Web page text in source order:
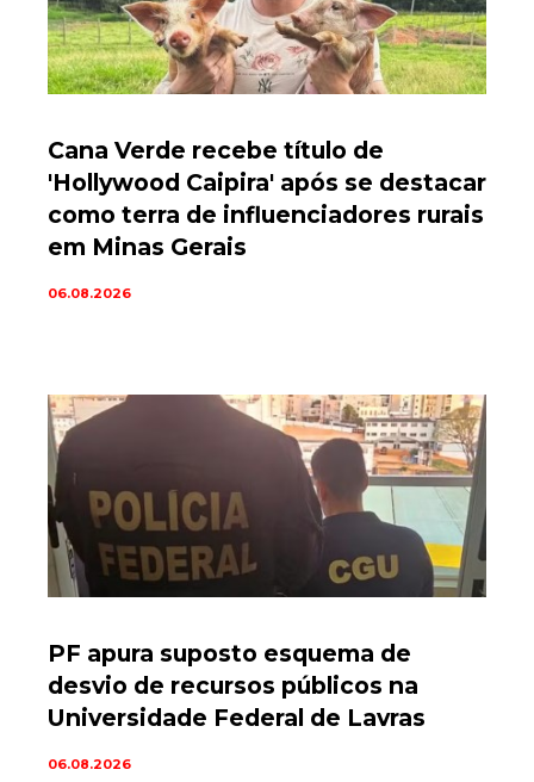
Cana Verde recebe título de
'Hollywood Caipira' após se destacar
como terra de influenciadores rurais
em Minas Gerais
06.08.2026
PF apura suposto esquema de
desvio de recursos públicos na
Universidade Federal de Lavras
06.08.2026